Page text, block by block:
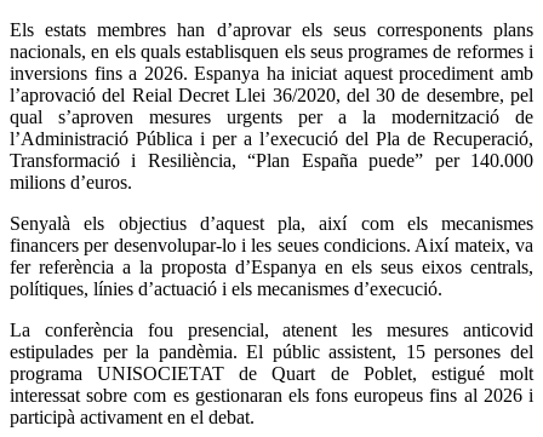
Els estats membres han d’aprovar els seus corresponents plans
nacionals, en els quals establisquen els seus programes de reformes i
inversions fins a 2026. Espanya ha iniciat aquest procediment amb
l’aprovació del Reial Decret Llei 36/2020, del 30 de desembre, pel
qual s’aproven mesures urgents per a la modernització de
l’Administració Pública i per a l’execució del Pla de Recuperació,
Transformació i Resiliència, “Plan España puede” per 140.000
milions d’euros.
Senyalà els objectius d’aquest pla, així com els mecanismes
financers per desenvolupar-lo i les seues condicions. Així mateix, va
fer referència a la proposta d’Espanya en els seus eixos centrals,
polítiques, línies d’actuació i els mecanismes d’execució.
La conferència fou presencial, atenent les mesures anticovid
estipulades per la pandèmia. El públic assistent, 15 persones del
programa UNISOCIETAT de Quart de Poblet, estigué molt
interessat sobre com es gestionaran els fons europeus fins al 2026 i
participà activament en el debat.